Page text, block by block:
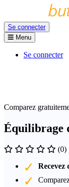
Se connecter
Menu
Se connecter
Comparez
Équilibrage
(0)
Recevez